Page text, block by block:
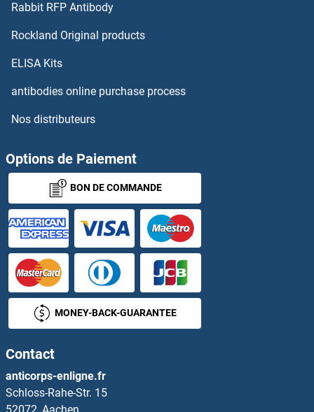
Rabbit RFP Antibody
Rockland Original products
ELISA Kits
antibodies online purchase process
Nos distributeurs
Options de Paiement
BON DE COMMANDE
MONEY-BACK-GUARANTEE
Contact
anticorps-enligne.fr
Schloss-Rahe-Str. 15
52072, Aachen